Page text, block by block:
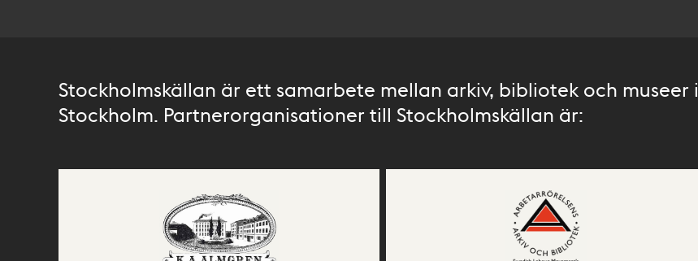
Stockholmskällan är ett samarbete mellan arkiv, bibliotek och museer i
Stockholm. Partnerorganisationer till Stockholmskällan är: